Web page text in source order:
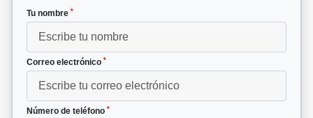
Tu nombre *
Correo electrónico *
Número de teléfono *